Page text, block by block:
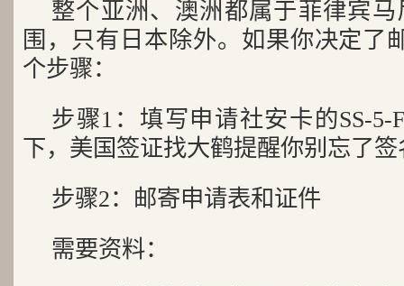
整个亚洲、澳洲都属于菲律宾
围，只有日本除外。如果你决定了
个步骤：
步骤1：填写申请社安卡的SS-5-
下，美国签证找大鹤提醒你别忘了签
步骤2：邮寄申请表和证件
需要资料：